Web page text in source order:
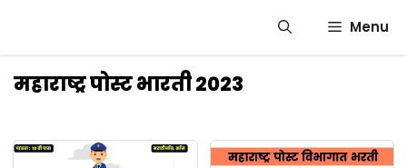
content
Menu
महाराष्ट्र पोस्ट भारती 2023